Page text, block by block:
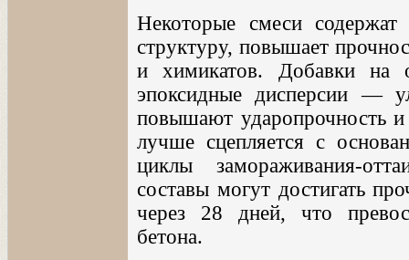
Некоторые смеси содержат
структуру, повышает
и химикатов. Добавки на
эпоксидные дисперсии —
повышают ударопрочность и
лучше сцепляется с
циклы замораживания-
составы могут достигать
через 28 дней, что
бетона.